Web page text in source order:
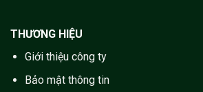
THƯƠNG HIỆU
Giới thiệu công ty
Bảo mật thông tin